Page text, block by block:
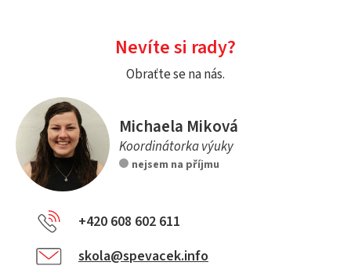
Nevíte si rady?
Obraťte se na nás.
Michaela Miková
Koordinátorka výuky
nejsem na příjmu
+420 608 602 611
skola@spevacek.info